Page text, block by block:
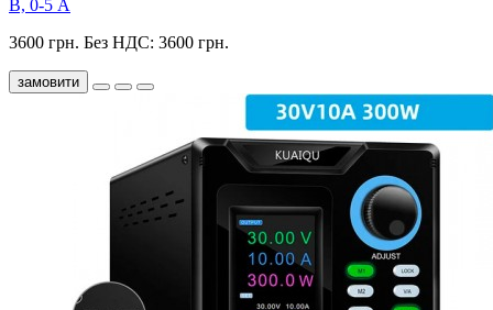
В, 0-5 А
3600 грн. Без НДС: 3600 грн.
замовити